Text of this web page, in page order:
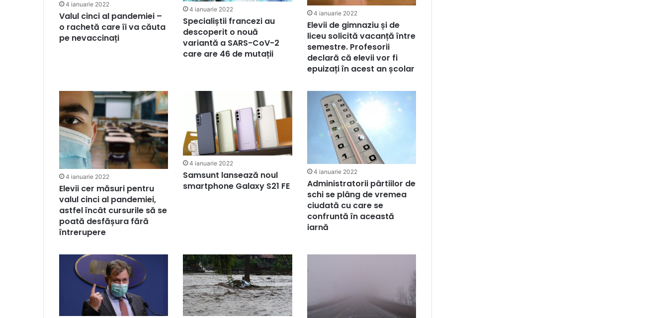
4 ianuarie 2022
Valul cinci al pandemiei –
o rachetă care îi va căuta
pe nevaccinați
4 ianuarie 2022
Specialiștii francezi au
descoperit o nouă
variantă a SARS-CoV-2
care are 46 de mutații
4 ianuarie 2022
Elevii de gimnaziu și de
liceu solicită vacanță între
semestre. Profesorii
declară că elevii vor fi
epuizați în acest an școlar
4 ianuarie 2022
Elevii cer măsuri pentru
valul cinci al pandemiei,
astfel încât cursurile să se
poată desfășura fără
întrerupere
4 ianuarie 2022
Samsunt lansează noul
smartphone Galaxy S21 FE
4 ianuarie 2022
Administratorii pârtiilor de
schi se plâng de vremea
ciudată cu care se
confruntă în această
iarnă